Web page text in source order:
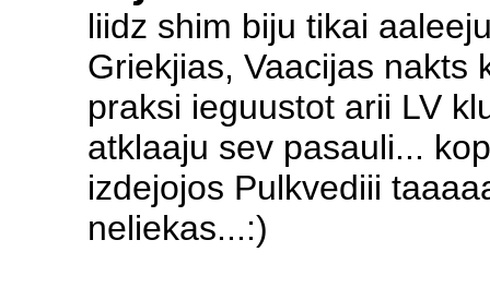
liidz shim biju tikai
Griekjias, Vaacijas nakts
praksi ieguustot arii LV
atklaaju sev pasauli...
izdejojos Pulkvediii
neliekas...:)